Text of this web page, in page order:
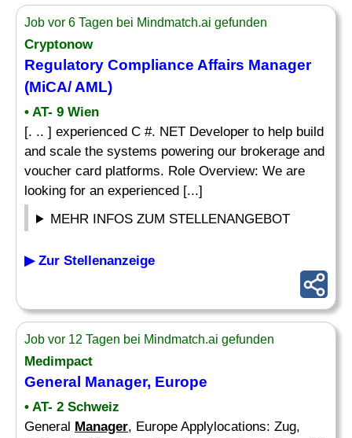
Job vor 6 Tagen bei Mindmatch.ai gefunden
Cryptonow
Regulatory Compliance Affairs Manager
(MiCA/ AML)
• AT- 9 Wien
[. .. ] experienced C #. NET Developer to help build
and scale the systems powering our brokerage and
voucher card platforms. Role Overview: We are
looking for an experienced [...]
MEHR INFOS ZUM STELLENANGEBOT
▶ Zur Stellenanzeige
Job vor 12 Tagen bei Mindmatch.ai gefunden
Medimpact
General Manager, Europe
• AT- 2 Schweiz
General Manager, Europe Applylocations: Zug,